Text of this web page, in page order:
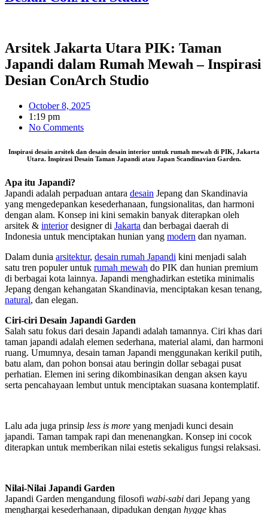
Arsitek Jakarta Utara PIK: Taman
Japandi dalam Rumah Mewah – Inspirasi
Desian ConArch Studio
October 8, 2025
1:19 pm
No Comments
Inspirasi desain arsitek dan desain desain interior untuk rumah mewah di PIK, Jakarta
Utara. Inspirasi Desain Taman Japandi atau Japan Scandinavian Garden.
Apa itu Japandi?
Japandi adalah perpaduan antara desain Jepang dan Skandinavia
yang mengedepankan kesederhanaan, fungsionalitas, dan harmoni
dengan alam. Konsep ini kini semakin banyak diterapkan oleh
arsitek & interiordesigner di Jakarta dan berbagai daerah di
Indonesia untuk menciptakan hunian yang modern dan nyaman.
Dalam dunia arsitektur, desain rumah Japandi kini menjadi salah
satu tren populer untuk rumah mewah do PIK dan hunian premium
di berbagai kota lainnya. Japandi menghadirkan estetika minimalis
Jepang dengan kehangatan Skandinavia, menciptakan kesan tenang,
natural, dan elegan.
Ciri-ciri Desain Japandi Garden
Salah satu fokus dari desain Japandi adalah tamannya. Ciri khas dari
taman japandi adalah elemen sederhana, material alami, dan harmoni
ruang. Umumnya, desain taman Japandi menggunakan kerikil putih,
batu alam, dan pohon bonsai atau beringin dollar sebagai pusat
perhatian. Elemen ini sering dikombinasikan dengan aksen kayu
serta pencahayaan lembut untuk menciptakan suasana kontemplatif.
Lalu ada juga prinsip less is more yang menjadi kunci desain
japandi. Taman tampak rapi dan menenangkan. Konsep ini cocok
diterapkan untuk memberikan nilai estetis sekaligus fungsi relaksasi.
Nilai-Nilai Japandi Garden
Japandi Garden mengandung filosofi wabi-sabi dari Jepang yang
menghargai kesederhanaan, dipadukan dengan hygge khas